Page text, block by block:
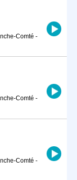
Comté -
Comté -
Comté -